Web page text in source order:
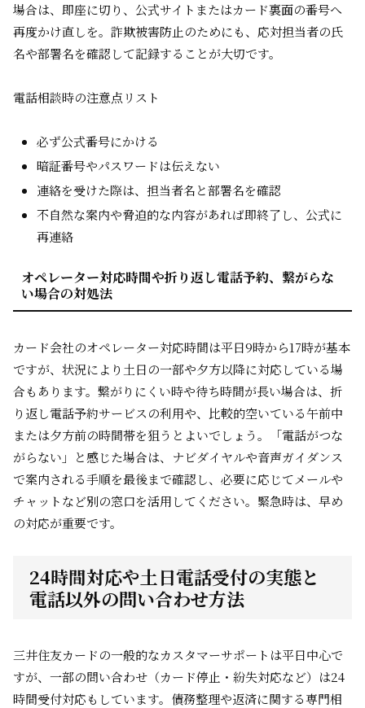
場合は、即座に切り、公式サイトまたはカード裏面の番号へ
再度かけ直しを。詐欺被害防止のためにも、応対担当者の氏
名や部署名を確認して記録することが大切です。
電話相談時の注意点リスト
必ず公式番号にかける
暗証番号やパスワードは伝えない
連絡を受けた際は、担当者名と部署名を確認
不自然な案内や脅迫的な内容があれば即終了し、公式に
再連絡
オペレーター対応時間や折り返し電話予約、繋がらな
い場合の対処法
カード会社のオペレーター対応時間は平日9時から17時が基本
ですが、状況により土日の一部や夕方以降に対応している場
合もあります。繋がりにくい時や待ち時間が長い場合は、折
り返し電話予約サービスの利用や、比較的空いている午前中
または夕方前の時間帯を狙うとよいでしょう。「電話がつな
がらない」と感じた場合は、ナビダイヤルや音声ガイダンス
で案内される手順を最後まで確認し、必要に応じてメールや
チャットなど別の窓口を活用してください。緊急時は、早め
の対応が重要です。
24時間対応や土日電話受付の実態と
電話以外の問い合わせ方法
三井住友カードの一般的なカスタマーサポートは平日中心で
すが、一部の問い合わせ（カード停止・紛失対応など）は24
時間受付対応もしています。債務整理や返済に関する専門相